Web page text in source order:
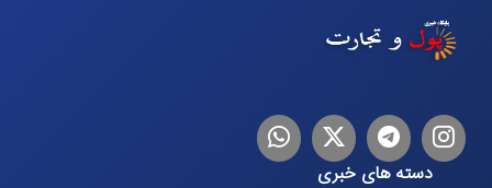
اینستاگرام
تلگرام توییترلینکدین
دسته های خبری